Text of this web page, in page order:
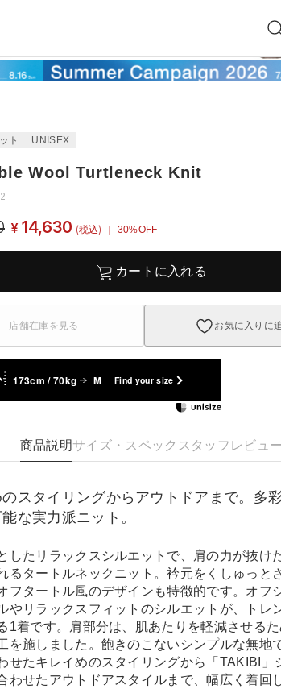
ト UNISEX
Wool Turtleneck Knit
¥ 14,630 (税込) ｜ 30%OFF
カートに入れる
店舗在庫を見る お気に入りに
173cm / 70kg M Find your size
商品説明サイズ・スペック スタッフレビュー
のスタイリングからアウトドアまで。多
な実力派ニット。
したリラックスシルエットで、肩の力が抜け
るタートルネックニット。衿元をくしゅっと
フタートル風のデザインも特徴的です。オフ
やリラックスフィットのシルエットが、トレ
1着です。肩部分は、肌あたりを軽減させる
を施しました。飽きのこないシンプルな無地
せたキレイめのスタイリングから「TAKIBI」
わせたアウトドアスタイルまで、幅広く着回